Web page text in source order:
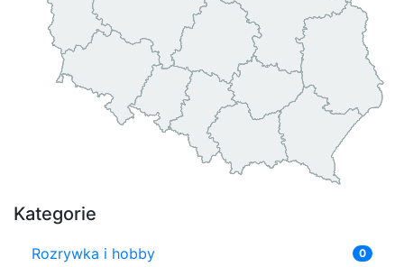
Kategorie
Rozrywka i hobby 0